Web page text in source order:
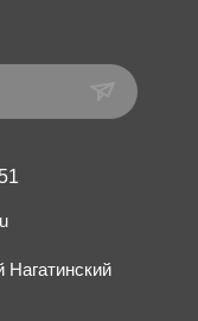
Нагатинский